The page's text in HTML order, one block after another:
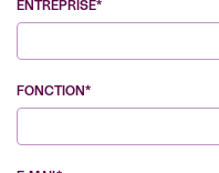
ENTREPRISE*
FONCTION*